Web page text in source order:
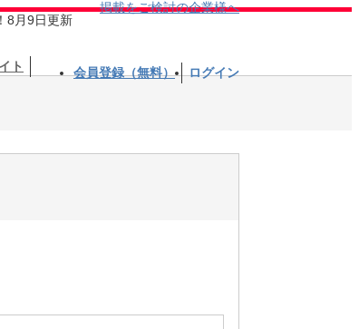
8月9日更新
掲載をご検討の企業様へ
ト 会員登録（無料） ログイン